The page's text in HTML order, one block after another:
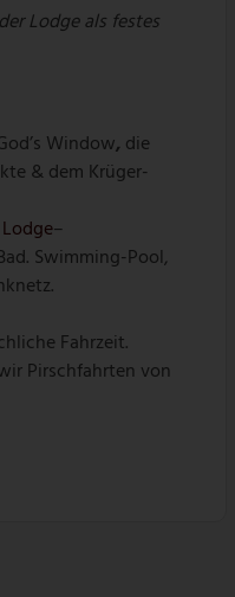
Lodge als festes
Window, die
& dem Krüger-
–
Swimming-Pool,
Fahrzeit.
Pirschfahrten von